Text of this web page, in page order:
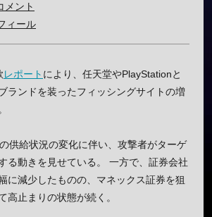
メント
ィール
レポート により、任天堂やPlayStationと
ランドを装ったフィッシングサイトの増
供給状況の変化に伴い、攻撃者がターゲ
る動きを見せている。 一方で、証券会社
に減少したものの、マネックス証券を狙
高止まりの状態が続く。